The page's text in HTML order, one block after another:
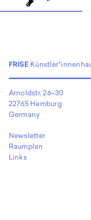
FRISE
Arnoldstr. 26–30
22765 Hamburg
Germany
Newsletter
Raumplan
Links